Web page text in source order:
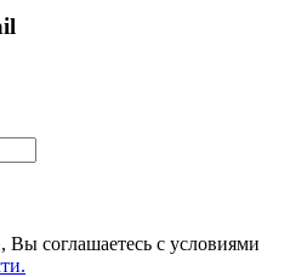
соглашаетесь c условиями